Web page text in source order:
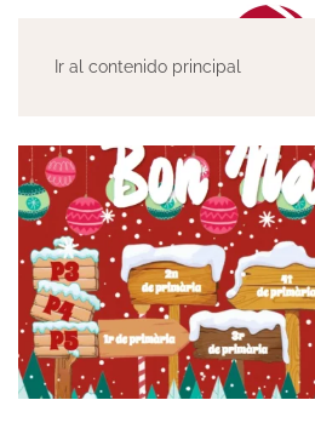
Ir al contenido principal